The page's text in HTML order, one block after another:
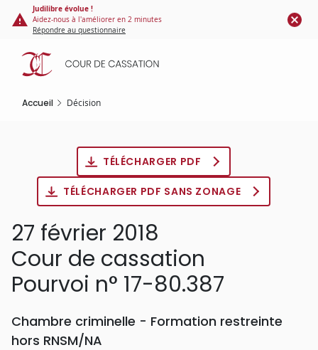
Panneau de gestion des cookies
contenu
principal
Judilibre évolue !
Aidez-nous à l'améliorer en 2 minutes
Répondre au questionnaire
Accueil Décision
TÉLÉCHARGER PDF
TÉLÉCHARGER PDF SANS ZONAGE
27 février 2018
Cour de cassation
Pourvoi n° 17-80.387
Chambre criminelle - Formation restreinte
hors RNSM/NA